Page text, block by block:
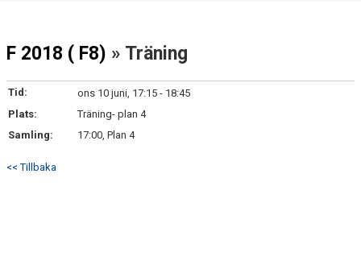
F 2018 ( F8) » Träning
Tid:
ons 10 juni, 17:15 - 18:45
Plats:
Träning- plan 4
Samling:
17:00, Plan 4
<< Tillbaka